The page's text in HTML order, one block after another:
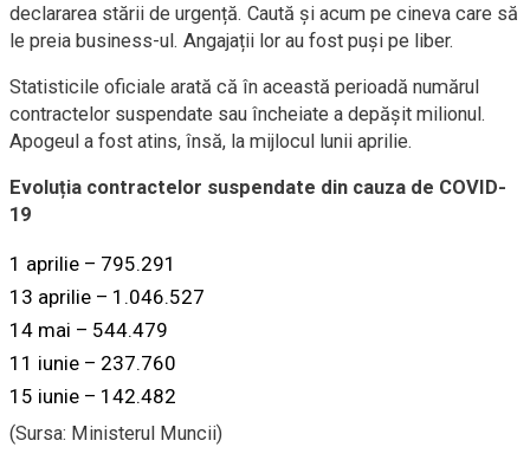
declararea stării de urgență. Caută și acum pe cineva care să
le preia business-ul. Angajații lor au fost puși pe liber.
Statisticile oficiale arată că în această perioadă numărul
contractelor suspendate sau încheiate a depășit milionul.
Apogeul a fost atins, însă, la mijlocul lunii aprilie.
Evoluția contractelor suspendate din cauza de COVID-
19
1 aprilie – 795.291
13 aprilie – 1.046.527
14 mai – 544.479
11 iunie – 237.760
15 iunie – 142.482
(Sursa: Ministerul Muncii)